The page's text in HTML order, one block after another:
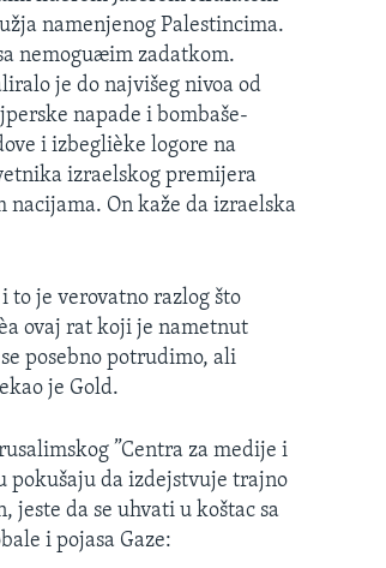
namenjenog Palestincima.
nemoguæim zadatkom.
je do najvišeg nivoa od
napade i bombaše-
i izbeglièke logore na
izraelskog premijera
On kaže da izraelska
to je verovatno razlog što
ovaj rat koji je nametnut
posebno potrudimo, ali
je Gold.
”Centra za medije i
pokušaju da izdejstvuje trajno
da se uhvati u koštac sa
i pojasa Gaze: